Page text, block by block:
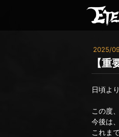
2025/
【
日頃よ
この度
今後は
これま